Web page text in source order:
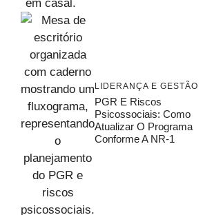
LIDERANÇA E GESTÃO
PGR E Riscos
Psicossociais: Como
Atualizar O Programa
Conforme A NR-1